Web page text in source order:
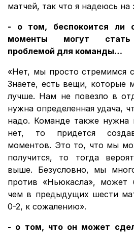
матчей, так что я надеюсь на
- о том, беспокоится ли
моменты могут стать
проблемой для команды…
«Нет, мы просто стремимся
Знаете, есть вещи, которые
лучше. Нам не повезло в
нужна определенная удача,
надо. Команде также нужна
нет, то придется
моментов. Это то, что мы
получится, то тогда
выше. Безусловно, мы
против «Ньюкасла», может
чем в предыдущих шести
0-2, к сожалению».
- о том, что он может